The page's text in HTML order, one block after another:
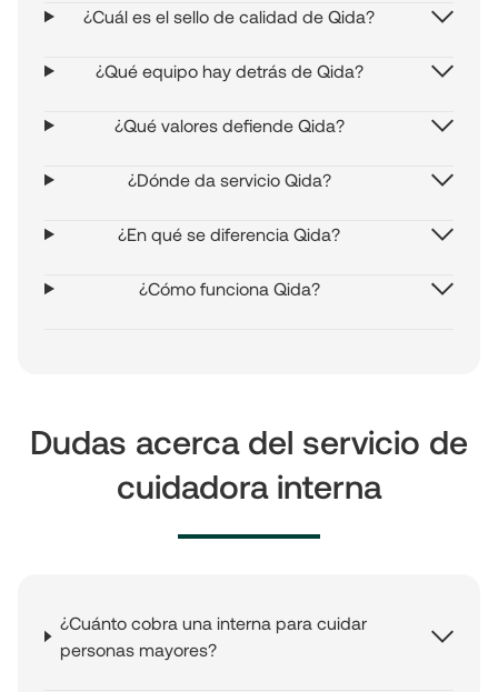
¿Cuál es el sello de calidad de Qida?
¿Qué equipo hay detrás de Qida?
¿Qué valores defiende Qida?
¿Dónde da servicio Qida?
¿En qué se diferencia Qida?
¿Cómo funciona Qida?
Dudas acerca del servicio de
cuidadora interna
¿Cuánto cobra una interna para cuidar
personas mayores?